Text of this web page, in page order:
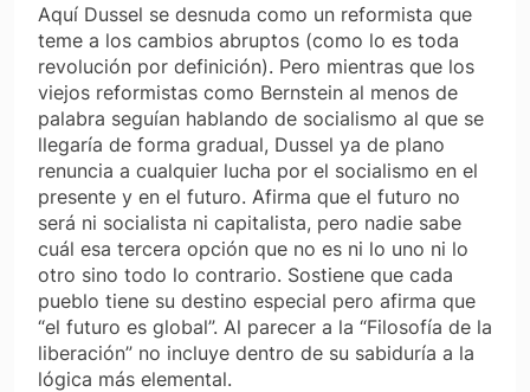
Aquí Dussel se desnuda como un reformista que
teme a los cambios abruptos (como lo es toda
revolución por definición). Pero mientras que los
viejos reformistas como Bernstein al menos de
palabra seguían hablando de socialismo al que se
llegaría de forma gradual, Dussel ya de plano
renuncia a cualquier lucha por el socialismo en el
presente y en el futuro. Afirma que el futuro no
será ni socialista ni capitalista, pero nadie sabe
cuál esa tercera opción que no es ni lo uno ni lo
otro sino todo lo contrario. Sostiene que cada
pueblo tiene su destino especial pero afirma que
“el futuro es global”. Al parecer a la “Filosofía de la
liberación” no incluye dentro de su sabiduría a la
lógica más elemental.